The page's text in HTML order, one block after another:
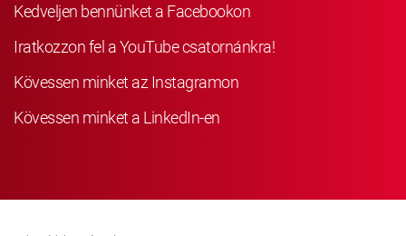
Kedveljen bennünket a Facebookon
Iratkozzon fel a YouTube csatornánkra!
Kövessen minket az Instagramon
Kövessen minket a LinkedIn-en